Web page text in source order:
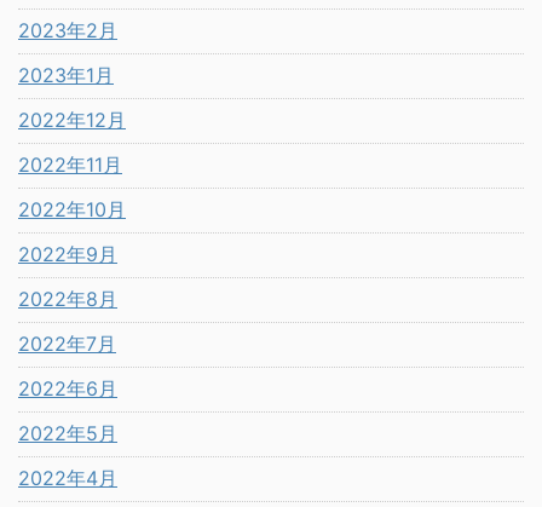
2023年2月
2023年1月
2022年12月
2022年11月
2022年10月
2022年9月
2022年8月
2022年7月
2022年6月
2022年5月
2022年4月